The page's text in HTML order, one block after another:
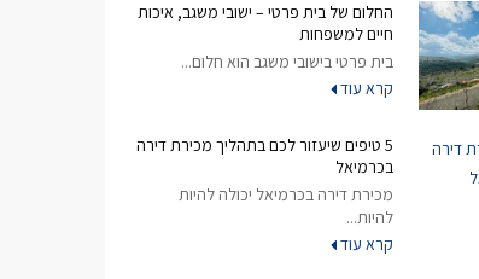
החלום של בית פרטי – ישובי משגב, איכות
חיים למשפחות
בית פרטי בישובי משגב הוא חלום...
קרא עוד
5 טיפים שיעזור לכם בתהליך מכירת דירה
בכרמיאל
מכירת דירה בכרמיאל יכולה להיות
להיות...
קרא עוד